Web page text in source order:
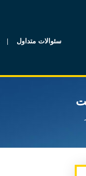
سئوالات متداول